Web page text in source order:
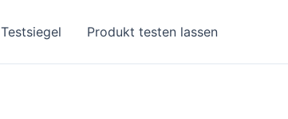
Testsiegel Produkt testen lassen